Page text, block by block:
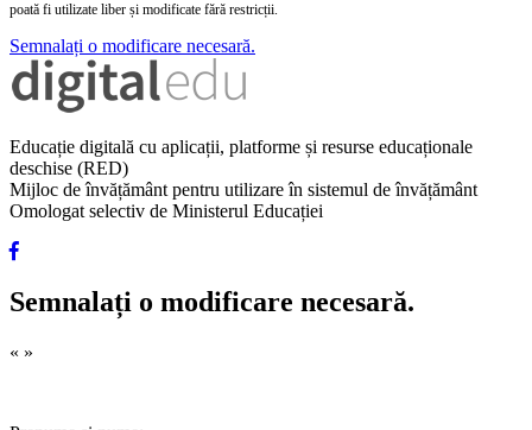
poată fi utilizate liber și modificate fără restricții.
Semnalați o modificare necesară.
Educație digitală cu aplicații, platforme și resurse educaționale
deschise (RED)
Mijloc de învățământ pentru utilizare în sistemul de învățământ
Omologat selectiv de Ministerul Educației
Semnalați o modificare necesară.
« »